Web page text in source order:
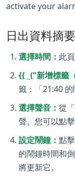
activate your
日出資料摘
選擇時間： 此
{{ _("新增標籤
籤：「21:40 的
選擇聲音： 從
聲。您可以點
設定鬧鐘： 點
的鬧鐘時間和
將更新它。